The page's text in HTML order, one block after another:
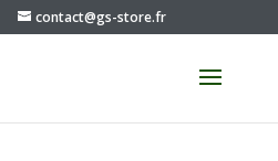
contact@gs-store.fr